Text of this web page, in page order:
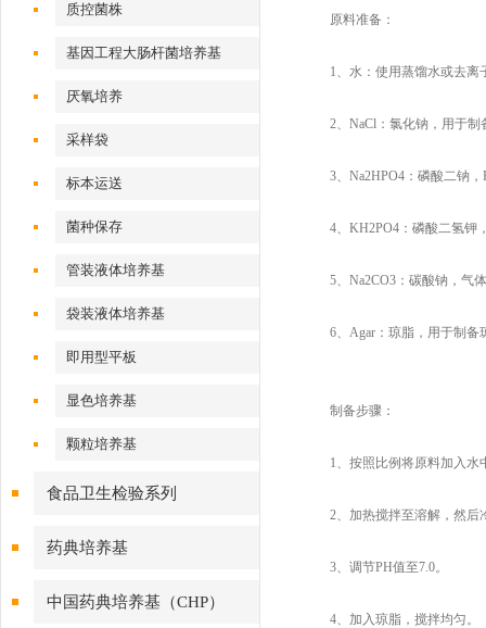
质控菌株
基因工程大肠杆菌培养基
厌氧培养
采样袋
标本运送
菌种保存
管装液体培养基
袋装液体培养基
即用型平板
显色培养基
颗粒培养基
食品卫生检验系列
药典培养基
中国药典培养基（CHP）
原料准备：
1、水：使用蒸馏水或去离
2、NaCl：氯化钠，用于制
3、Na2HPO4：磷酸二钠，
4、KH2PO4：磷酸二氢钾
5、Na2CO3：碳酸钠，气
6、Agar：琼脂，用于制备
制备步骤：
1、按照比例将原料加入水
2、加热搅拌至溶解，然后
3、调节PH值至7.0。
4、加入琼脂，搅拌均匀。